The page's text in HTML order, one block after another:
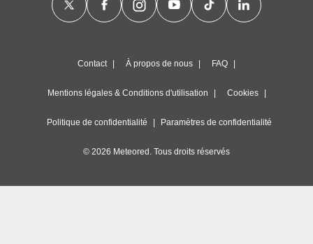
Contact À propos de nous FAQ
Mentions légales & Conditions d'utilisation Cookies
Politique de confidentialité Paramètres de confidentialité
© 2026 Meteored. Tous droits réservés